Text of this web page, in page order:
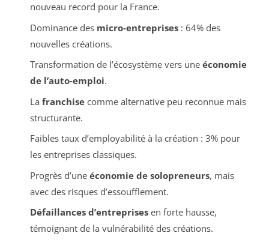
nouveau record pour la France.
Dominance des micro-entreprises: 64% des
nouvelles créations.
Transformation de l’écosystème vers une économie
de l’auto-emploi.
La franchisecomme alternative peu reconnue mais
structurante.
Faibles taux d’employabilité à la création : 3% pour
les entreprises classiques.
Progrès d’une économie de solopreneurs, mais
avec des risques d’essoufflement.
Défaillances d’entreprisesen forte hausse,
témoignant de la vulnérabilité des créations.